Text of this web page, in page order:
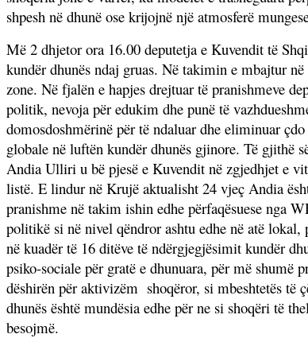
shpesh në dhunë ose krijojnë një atmosferë
Më 2 dhjetor ora 16.00 deputetja e Kuvendit të
kundër dhunës ndaj gruas. Në takimin e mbajtur
zone. Në fjalën e hapjes drejtuar të pranishmeve
politik, nevoja për edukim dhe punë të
domosdoshmërinë për të ndaluar dhe eliminuar
globale në luftën kundër dhunës gjinore. Të gjithë
Andia Ulliri u bë pjesë e Kuvendit në zgjedhjet e
listë. E lindur në Krujë aktualisht 24 vjeç Andia
pranishme në takim ishin edhe përfaqësuese nga
politikë si në nivel qëndror ashtu edhe në atë
në kuadër të 16 ditëve të ndërgjegjësimit kundër
psiko-sociale për gratë e dhunuara, për më
dëshirën për aktivizëm shoqëror, si mbeshtetës të
dhunës është mundësia edhe për ne si shoqëri të
besojmë.